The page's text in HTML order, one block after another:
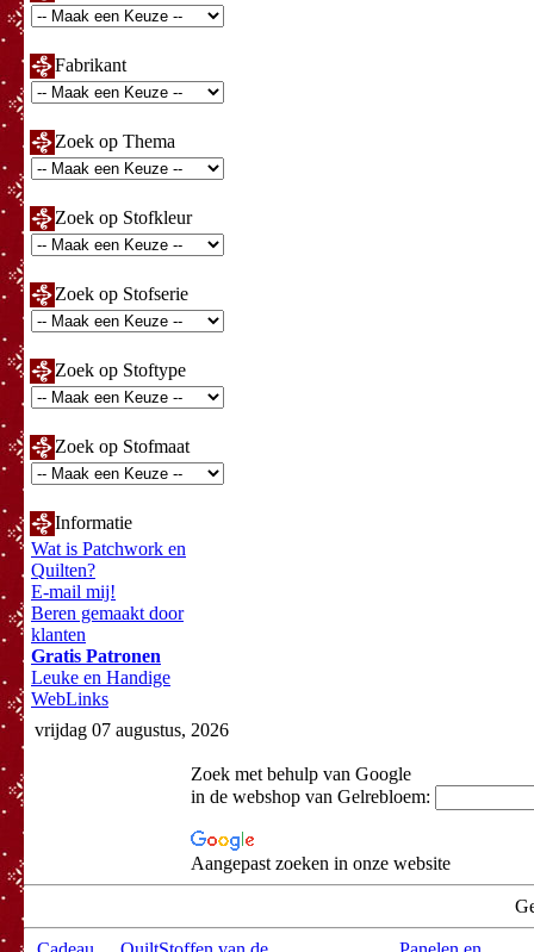
Fabrikant
Zoek op Thema
Zoek op Stofkleur
Zoek op Stofserie
Zoek op Stoftype
Zoek op Stofmaat
Informatie
Wat is Patchwork en
Quilten?
E-mail mij!
Beren gemaakt door
klanten
Gratis Patronen
Leuke en Handige
WebLinks
vrijdag 07 augustus, 2026
Zoek met behulp van Google
in de webshop van Gelrebloem:
Aangepast zoeken in onze website